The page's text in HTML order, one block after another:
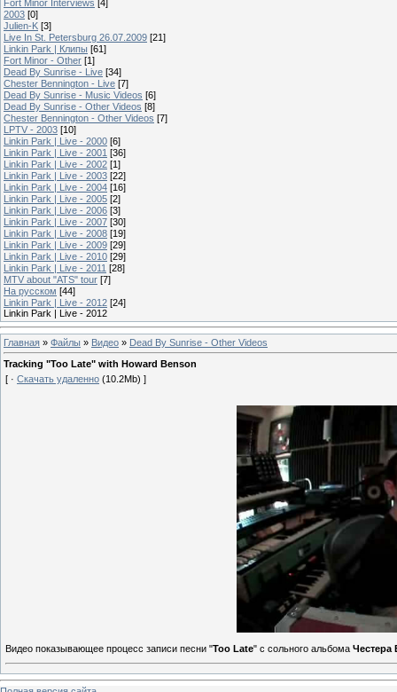
Fort Minor Interviews [4]
2003 [0]
Julien-K [3]
Live In St. Petersburg 26.07.2009 [21]
Linkin Park | Клипы [61]
Fort Minor - Other [1]
Dead By Sunrise - Live [34]
Chester Bennington - Live [7]
Dead By Sunrise - Music Videos [6]
Dead By Sunrise - Other Videos [8]
Chester Bennington - Other Videos [7]
LPTV - 2003 [10]
Linkin Park | Live - 2000 [6]
Linkin Park | Live - 2001 [36]
Linkin Park | Live - 2002 [1]
Linkin Park | Live - 2003 [22]
Linkin Park | Live - 2004 [16]
Linkin Park | Live - 2005 [2]
Linkin Park | Live - 2006 [3]
Linkin Park | Live - 2007 [30]
Linkin Park | Live - 2008 [19]
Linkin Park | Live - 2009 [29]
Linkin Park | Live - 2010 [29]
Linkin Park | Live - 2011 [28]
MTV about "ATS" tour [7]
На русском [44]
Linkin Park | Live - 2012 [24]
Linkin Park | Live - 2012
Главная » Файлы » Видео » Dead By Sunrise - Other Videos
Tracking "Too Late" with Howard Benson
[ · Скачать удаленно (10.2Mb) ]
Видео показывающее процесс записи песни "Too Late" с сольного альбома Честера